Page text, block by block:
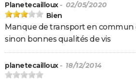
Planetecailloux- 02/05/2020
Bien
Manque de transport en commun
sinon bonnes qualités de vis
planetecailloux- 18/12/2014